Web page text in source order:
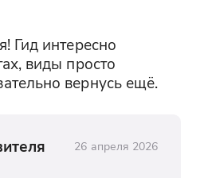
Гид интересно
виды просто
вернусь ещё.
26 апреля 2026